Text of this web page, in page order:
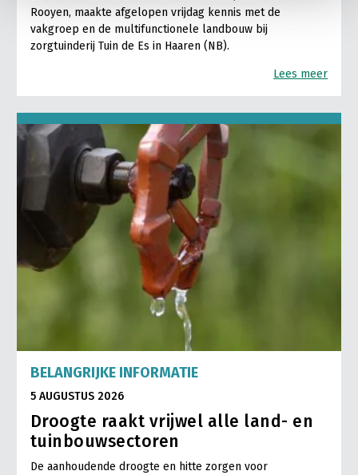
Rooyen, maakte afgelopen vrijdag kennis met de
vakgroep en de multifunctionele landbouw bij
zorgtuinderij Tuin de Es in Haaren (NB).
Lees meer
BELANGRIJKE INFORMATIE
5 AUGUSTUS 2026
Droogte raakt vrijwel alle land- en
tuinbouwsectoren
De aanhoudende droogte en hitte zorgen voor